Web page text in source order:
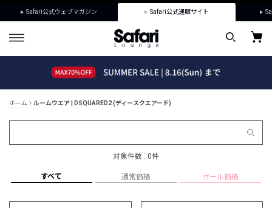
Safari公式ウェブマガジン Safari公式通販サイト
ホーム ルームウエア | DSQUARED2 (ディースクエアード)
対象件数 : 0件
すべて 通常価格 セール価格